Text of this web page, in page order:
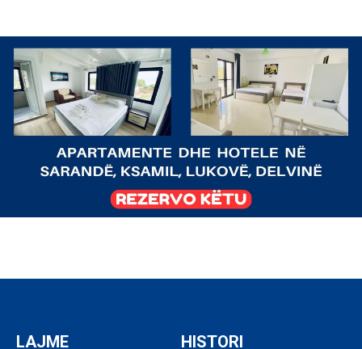
LAJME HISTORI